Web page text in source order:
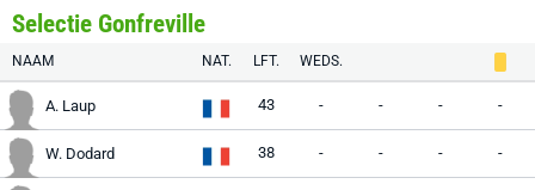
Selectie Gonfreville
NAAM NAT. LFT. WEDS.
A. Laup 43 - - - -
W. Dodard 38 - - - -